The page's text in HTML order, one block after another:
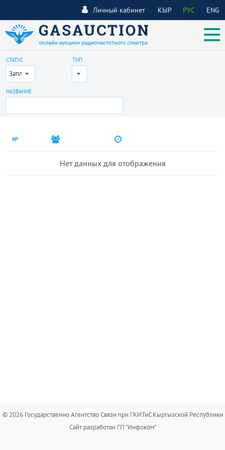
КЫР РУС ENG
Личный кабинет
СТАТУС
Запланирован
ТИП
Все
НАЗВАНИЕ
№
Нет данных для отображения
© 2026 Государственно Агентство Связи при ГКИТиС Кыргызской Республики
Сайт разработан ГП "Инфоком"